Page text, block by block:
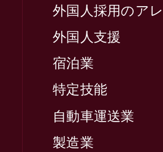
外国人採用のア
外国人支援
宿泊業
特定技能
自動車運送業
製造業